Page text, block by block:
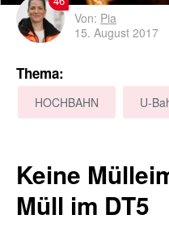
Von: Pia
15. August 2017
Thema:
HOCHBAHN U-
Keine
Müll im DT5